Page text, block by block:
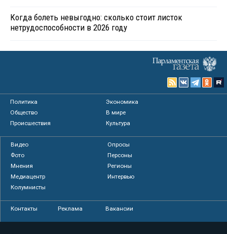
Когда болеть невыгодно: сколько стоит листок
нетрудоспособности в 2026 году
Политика
Экономика
Общество
В мире
Происшествия
Культура
Видео
Опросы
Фото
Персоны
Мнения
Регионы
Медиацентр
Интервью
Колумнисты
Контакты Реклама Вакансии